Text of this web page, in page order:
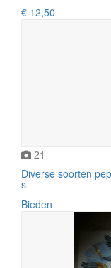
€ 12,50
21
Diverse soorten
s
Bieden